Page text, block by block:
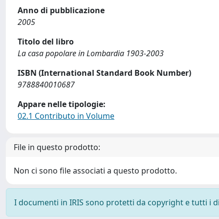
Anno di pubblicazione
2005
Titolo del libro
La casa popolare in Lombardia 1903-2003
ISBN (International Standard Book Number)
9788840010687
Appare nelle tipologie:
02.1 Contributo in Volume
File in questo prodotto:
Non ci sono file associati a questo prodotto.
I documenti in IRIS sono protetti da copyright e tutti i